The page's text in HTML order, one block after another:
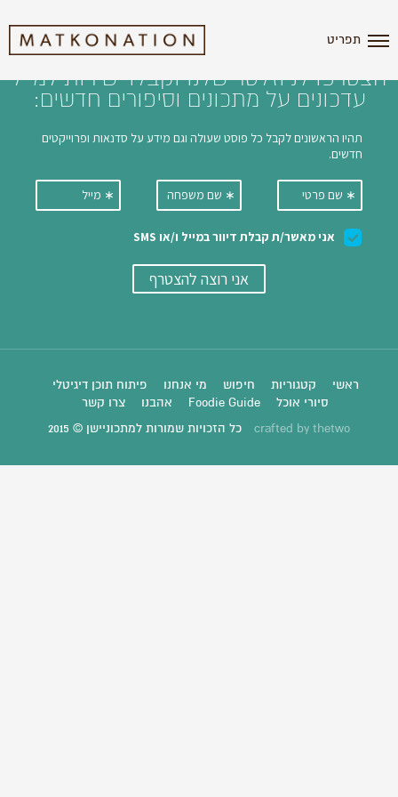
תפריט
הצטרפו לניוזלטר שלנו וקבלו ישירות למייל
עדכונים על מתכונים וסיפורים חדשים:
ראשי קטגוריות חיפוש מי אנחנו
פיתוח תוכן דיגיטלי
סיורי אוכל
Foodie Guide אהבנו צרו קשר
crafted by thetwo כל הזכויות שמורות למתכוניישן © 2015